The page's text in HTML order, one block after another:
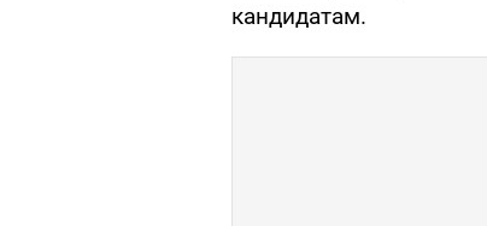
кандидатам.